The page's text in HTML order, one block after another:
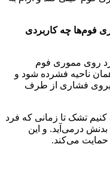
فوم‌ها چه کاربردی
روی مموری فوم
ناحیه فشرده شود و
فشاری از طرف
کنیم تشک تا زمانی که فرد
درمی‌آید. و این
می‌کند.